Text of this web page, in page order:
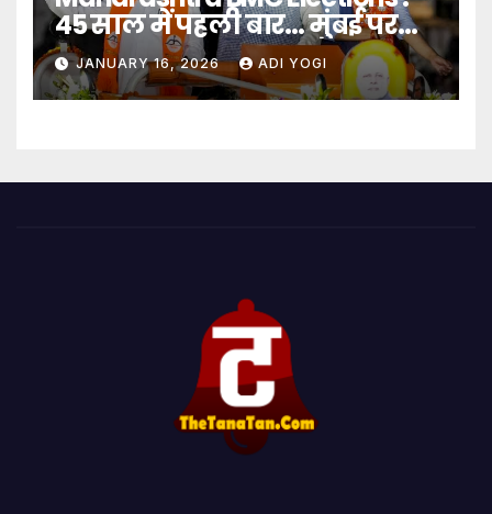
45 साल में पहली बार… मुंबई पर
बादशाहत
JANUARY 16, 2026 ADI YOGI